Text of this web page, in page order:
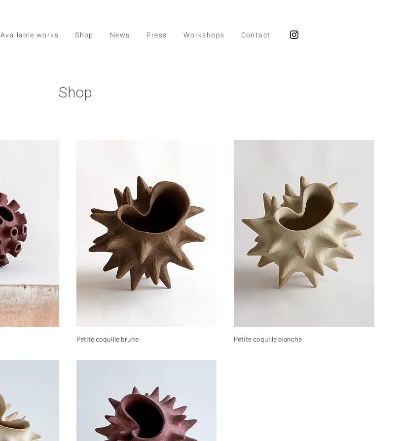
Available works Shop News Press Workshops Contact
Shop
Petite coquille brune Petite coquille blanche